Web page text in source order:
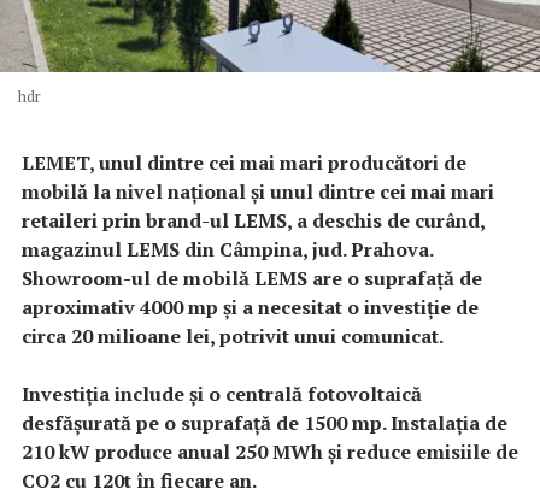
hdr
LEMET, unul dintre cei mai mari producători de
mobilă la nivel național și unul dintre cei mai mari
retaileri prin brand-ul LEMS, a deschis de curând,
magazinul LEMS din Câmpina, jud. Prahova.
Showroom-ul de mobilă LEMS are o suprafață de
aproximativ 4000 mp și a necesitat o investiție de
circa 20 milioane lei, potrivit unui comunicat.
Investiția include și o centrală fotovoltaică
desfășurată pe o suprafață de 1500 mp. Instalația de
210 kW produce anual 250 MWh și reduce emisiile de
CO2 cu 120t în fiecare an.